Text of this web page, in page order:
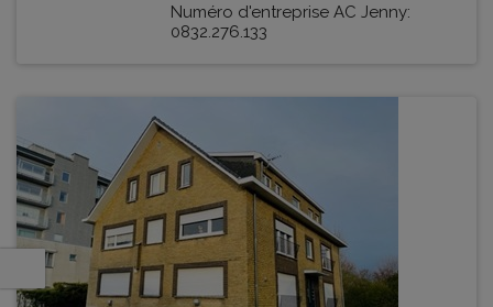
Numéro d'entreprise AC Jenny:
0832.276.133